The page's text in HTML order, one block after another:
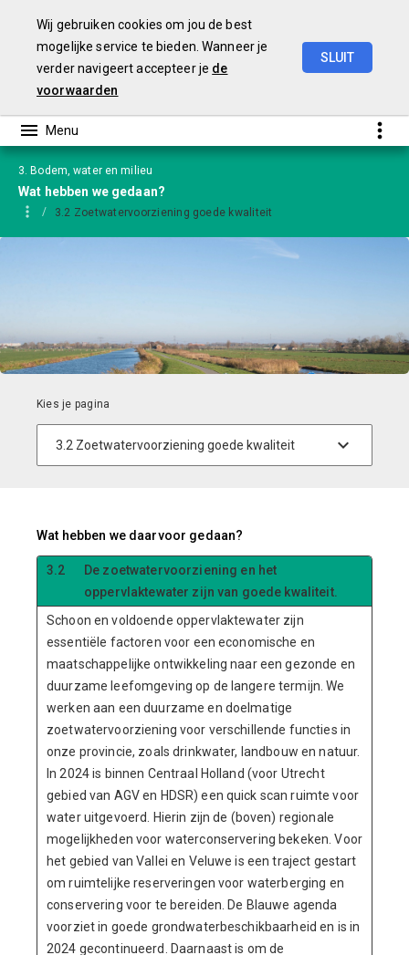
Wij gebruiken cookies om jou de best
mogelijke service te bieden. Wanneer je
verder navigeert accepteer je de
voorwaarden
SLUIT
3. Bodem, water en milieu
Wat hebben we gedaan?
3.2 Zoetwatervoorziening goede kwaliteit
Wat hebben we daarvoor gedaan?
3.2
De zoetwatervoorziening en het
oppervlaktewater zijn van goede kwaliteit.
Schoon en voldoende oppervlaktewater zijn
essentiële factoren voor een economische en
maatschappelijke ontwikkeling naar een gezonde en
duurzame leefomgeving op de langere termijn. We
werken aan een duurzame en doelmatige
zoetwatervoorziening voor verschillende functies in
onze provincie, zoals drinkwater, landbouw en natuur.
In 2024 is binnen Centraal Holland (voor Utrecht
gebied van AGV en HDSR) een quick scan ruimte voor
water uitgevoerd. Hierin zijn de (boven) regionale
mogelijkheden voor waterconservering bekeken. Voor
het gebied van Vallei en Veluwe is een traject gestart
om ruimtelijke reserveringen voor waterberging en
conservering voor te bereiden. De Blauwe agenda
voorziet in goede grondwaterbeschikbaarheid en is in
2024 gecontinueerd. Daarnaast is om de